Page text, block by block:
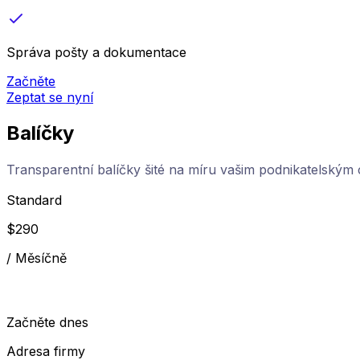
Správa pošty a dokumentace
Začněte
Zeptat se nyní
Balíčky
Transparentní balíčky šité na míru vašim podnikatelským
Standard
$290
/ Měsíčně
Začněte dnes
Adresa firmy